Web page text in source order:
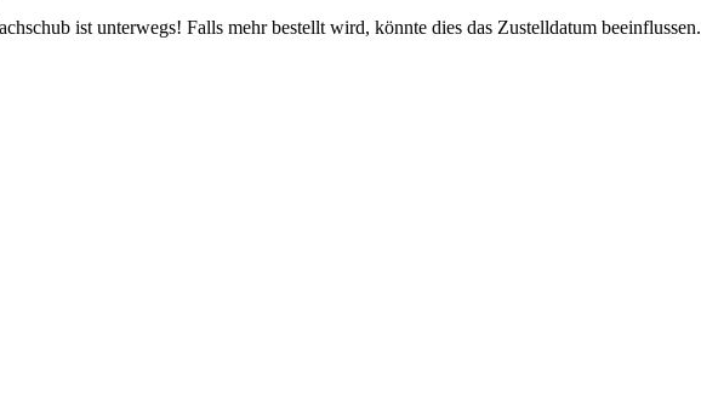
ist unterwegs! Falls mehr bestellt wird, könnte dies das Zustelldatum beeinflussen.